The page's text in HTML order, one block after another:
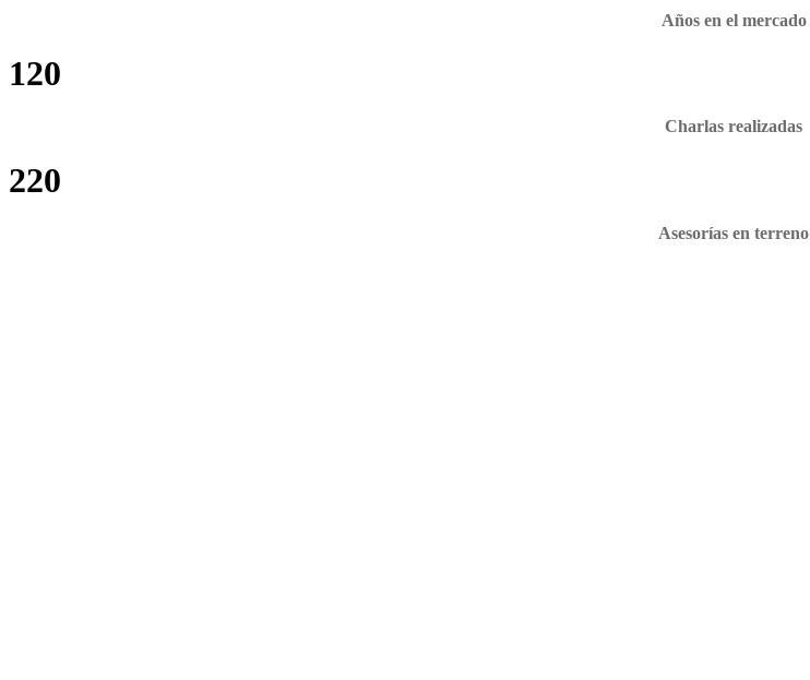
Años en el mercado
120
Charlas realizadas
220
Asesorías en terreno